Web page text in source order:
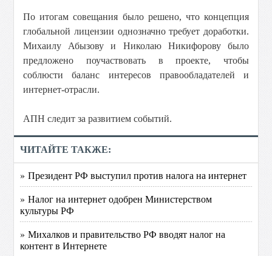
По итогам совещания было решено, что концепция
глобальной лицензии однозначно требует доработки.
Михаилу Абызову и Николаю Никифорову было
предложено поучаствовать в проекте, чтобы
соблюсти баланс интересов правообладателей и
интернет-отрасли.
АПН следит за развитием событий.
ЧИТАЙТЕ ТАКЖЕ:
» Президент РФ выступил против налога на интернет
» Налог на интернет одобрен Министерством
культуры РФ
» Михалков и правительство РФ вводят налог на
контент в Интернете